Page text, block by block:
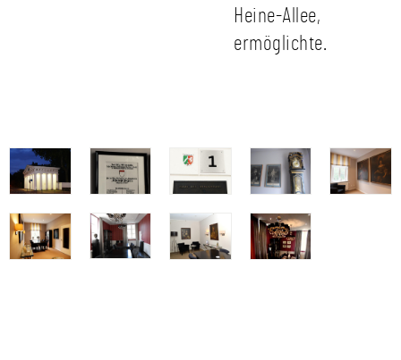
Heine-Allee,
ermöglichte.